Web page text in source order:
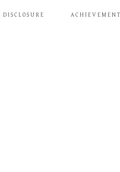
DISCLOSURE ACHIEVEMENT